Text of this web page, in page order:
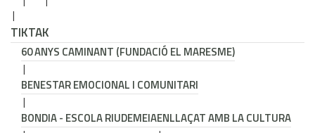
TIKTAK
60 ANYS CAMINANT (FUNDACIÓ EL MARESME)
BENESTAR EMOCIONAL I COMUNITARI
BONDIA - ESCOLA RIUDEMEIAENLLAÇAT AMB LA CULTURA